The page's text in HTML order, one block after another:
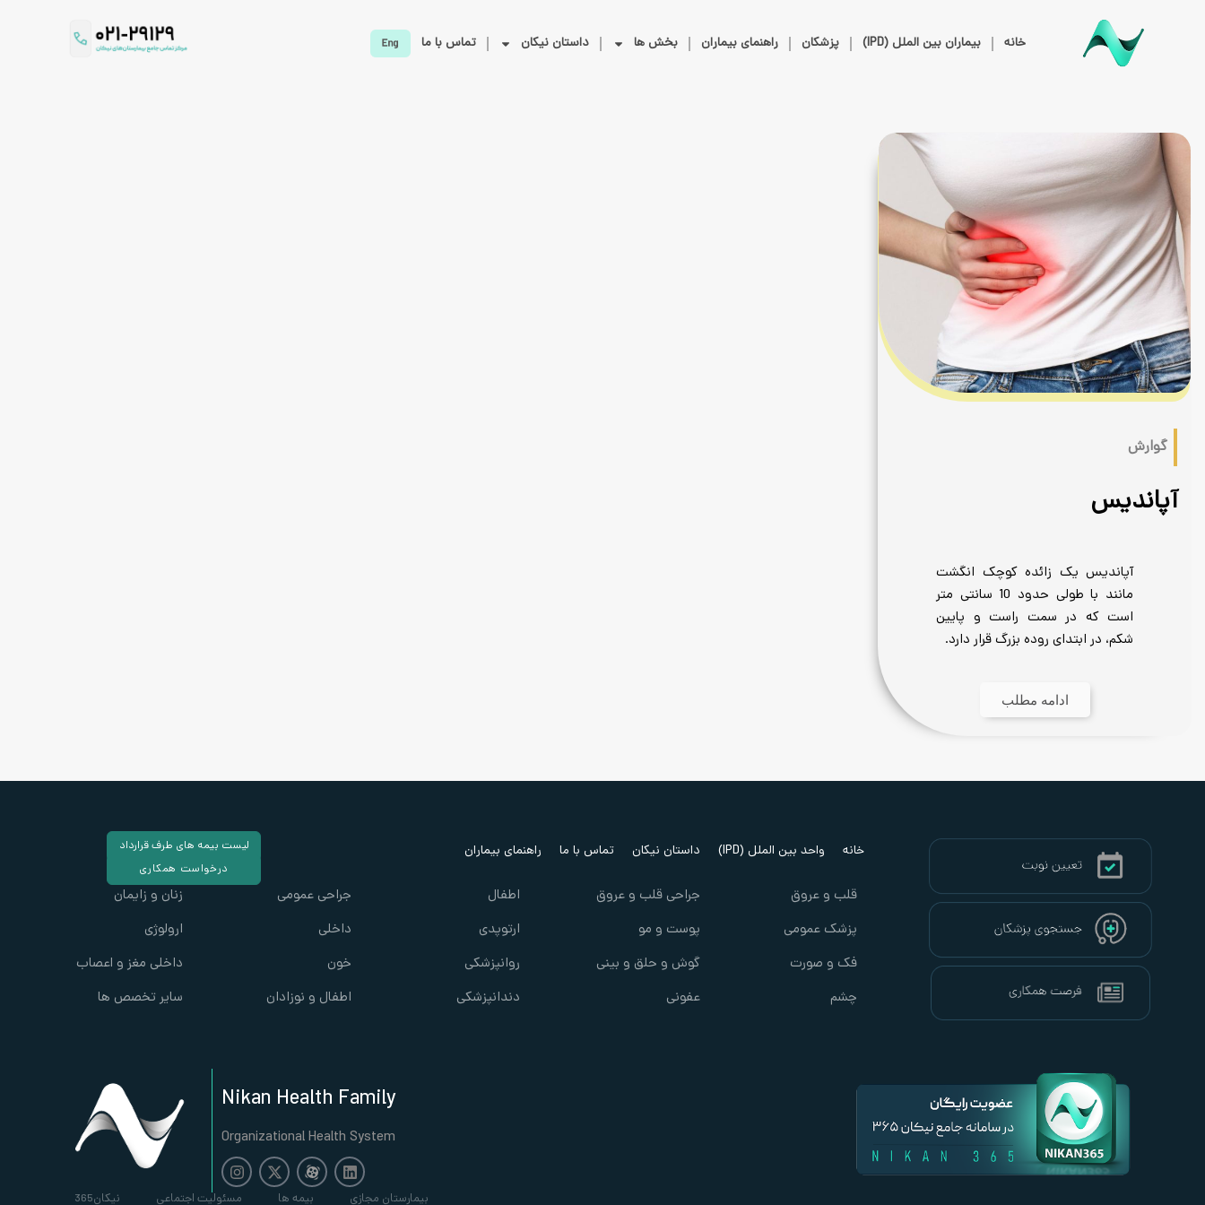
خانه بیماران بین الملل (IPD) پزشکان راهنمای بیماران بخش ها داستان نیکان تماس با ما
گوارش
آپاندیس
آپاندیس یک زائده کوچک انگشت
مانند با طولی حدود 10 سانتی متر
است که در سمت راست و پایین
شکم، در ابتدای روده بزرگ قرار دارد.
ادامه مطلب
خانه واحد بین الملل (IPD) داستان نیکان تماس با ما راهنمای بیماران
لیست بیمه های طرف قرارداد
درخواست همکاری
قلب و عروق
پزشک عمومی
فک و صورت
چشم
جراحی قلب و عروق
پوست و مو
گوش و حلق و بینی
عفونی
اطفال
ارتوپدی
روانپزشکی
دندانپزشکی
جراحی عمومی
داخلی
خون
اطفال و نوزادان
زنان و زایمان
ارولوژی
داخلی مغز و اعصاب
سایر تخصص ها
Nikan Health Family
Organizational Health System
بیمارستان مجازی بیمه ها مسئولیت اجتماعی نیکان365